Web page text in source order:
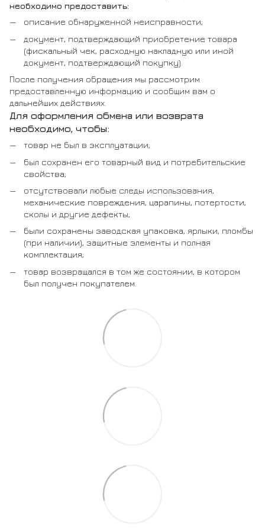
необходимо предоставить:
описание обнаруженной неисправности;
документ, подтверждающий приобретение товара
(фискальный чек, расходную накладную или иной
документ, подтверждающий покупку).
После получения обращения мы рассмотрим
предоставленную информацию и сообщим вам о
дальнейших действиях.
Для оформления обмена или возврата
необходимо, чтобы:
товар не был в эксплуатации;
был сохранен его товарный вид и потребительские
свойства;
отсутствовали любые следы использования,
механические повреждения, царапины, потертости,
сколы и другие дефекты;
были сохранены заводская упаковка, ярлыки, пломбы
(при наличии), защитные элементы и полная
комплектация;
товар возвращался в том же состоянии, в котором
был получен покупателем.